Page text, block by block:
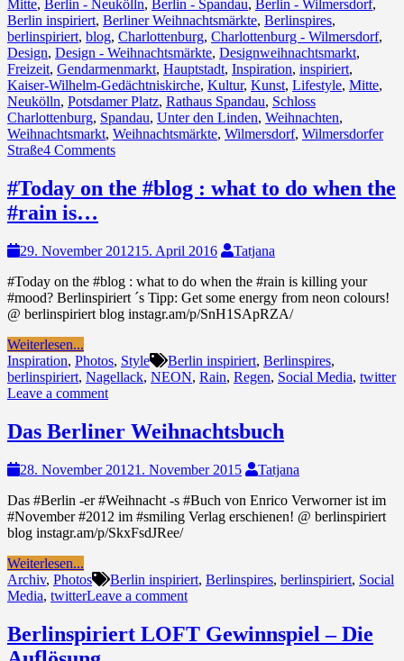
Mitte, Berlin - Neukölln, Berlin - Spandau, Berlin - Wilmersdorf,
Berlin inspiriert, Berliner Weihnachtsmärkte, Berlinspires,
berlinspiriert, blog, Charlottenburg, Charlottenburg - Wilmersdorf,
Design, Design - Weihnachtsmärkte, Designweihnachtsmarkt,
Freizeit, Gendarmenmarkt, Hauptstadt, Inspiration, inspiriert,
Kaiser-Wilhelm-Gedächtniskirche, Kultur, Kunst, Lifestyle, Mitte,
Neukölln, Potsdamer Platz, Rathaus Spandau, Schloss
Charlottenburg, Spandau, Unter den Linden, Weihnachten,
Weihnachtsmarkt, Weihnachtsmärkte, Wilmersdorf, Wilmersdorfer
Straße4 Comments
#Today on the #blog : what to do when the
#rain is…
29. November 201215. April 2016
Tatjana
#Today on the #blog : what to do when the #rain is killing your
#mood? Berlinspiriert ´s Tipp: Get some energy from neon colours!
@ berlinspiriert blog instagr.am/p/SnH1SApRZA/
Weiterlesen...
Inspiration, Photos, Style Berlin inspiriert, Berlinspires,
berlinspiriert, Nagellack, NEON, Rain, Regen, Social Media, twitter
Leave a comment
Das Berliner Weihnachtsbuch
28. November 20121. November 2015
Tatjana
Das #Berlin -er #Weihnacht -s #Buch von Enrico Verworner ist im
#November #2012 im #smiling Verlag erschienen! @ berlinspiriert
blog instagr.am/p/SkxFsdJRee/
Weiterlesen...
Archiv, Photos Berlin inspiriert, Berlinspires, berlinspiriert, Social
Media, twitterLeave a comment
Berlinspiriert LOFT Gewinnspiel – Die